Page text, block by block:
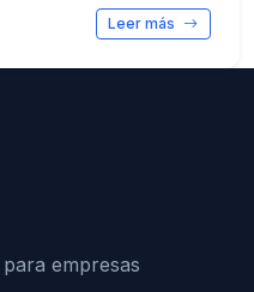
Leer más
empresas